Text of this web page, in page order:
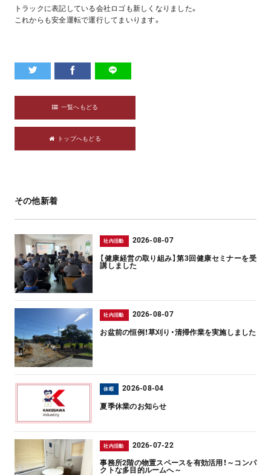
トラックに表記している会社ロゴも新しくなりました。
これからも安全運転で運行してまいります。
一覧へもどる
トップへもどる
その他新着
社内活動 2026-08-07
【健康経営の取り組み】第3回健康セミナーを受
講しました
社内活動 2026-08-07
お盆前の恒例！草刈り・清掃作業を実施しました
休暇 2026-08-04
夏季休業のお知らせ
社内活動 2026-07-22
事務所2階の物置スペースを有効活用！～コンパ
クトな多目的ルームへ～